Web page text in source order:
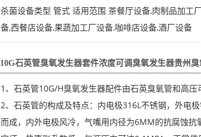
杀菌设备类型 管式 适用范围 茶餐厅设备,肉制品加工
备,西餐店设备,果蔬加工厂设备,咖啡店设备,酒厂设备
10G石英管臭氧发生器套件浓度可调臭氧发生器贵州
1、石英管10G/H臭氧发生器配件由石英臭氧管和高压
2、石英管的构成及特点：内电极316L不锈钢，外电
而成，内外电极风冷，气嘴用内径为6MM的抗腐蚀